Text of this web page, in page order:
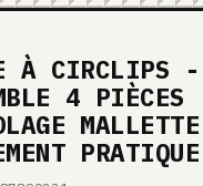
À CIRCLIPS -
4 PIÈCES
PRATIQUE